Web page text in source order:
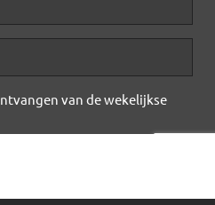
van de wekelijkse